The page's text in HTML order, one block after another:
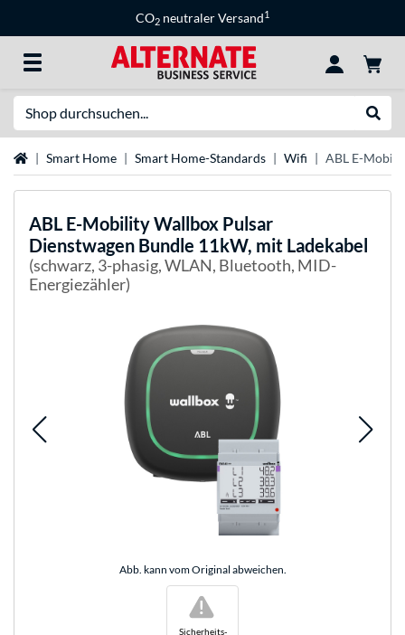
CO2 neutraler Versand1
StartseiteSmart Home Smart Home-Standards Wifi ABL E-
ABL E-Mobility Wallbox Pulsar
Dienstwagen Bundle 11kW, mit Ladekabel
(schwarz, 3-phasig, WLAN, Bluetooth, MID-
Energiezähler)
Abb. kann vom Original abweichen.
Sicherheits-
!